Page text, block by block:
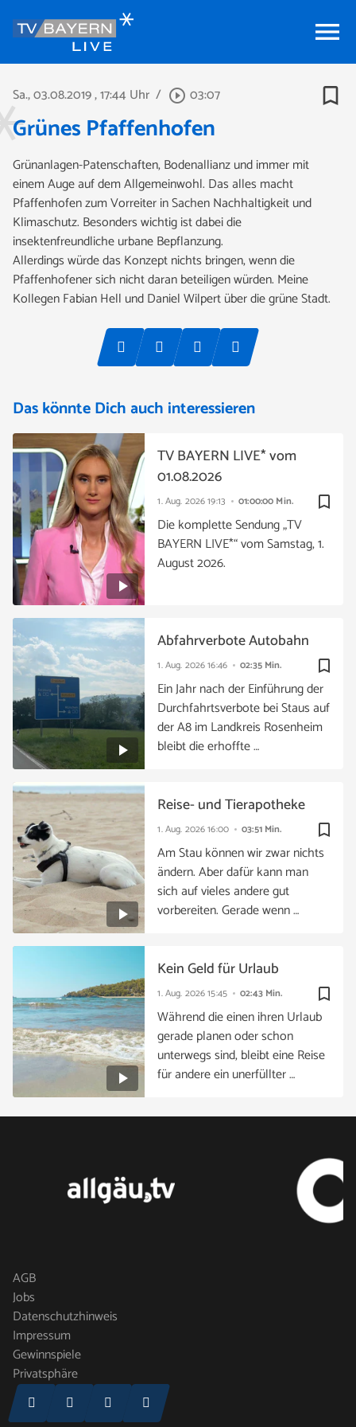
menu
Sa., 03.08.2019, 17:44 Uhr / play_circle_outline 03:07 bookmark_border
Grünes Pfaffenhofen
Grünanlagen-Patenschaften, Bodenallianz und immer mit
einem Auge auf dem Allgemeinwohl. Das alles macht
Pfaffenhofen zum Vorreiter in Sachen Nachhaltigkeit und
Klimaschutz. Besonders wichtig ist dabei die
insektenfreundliche urbane Bepflanzung.
Allerdings würde das Konzept nichts bringen, wenn die
Pfaffenhofener sich nicht daran beteiligen würden. Meine
Kollegen Fabian Hell und Daniel Wilpert über die grüne Stadt.
Das könnte Dich auch interessieren
bookmark_border
1. Aug. 202619:13 01:00:00 Min.
TV BAYERN LIVE* vom
01.08.2026
Die komplette Sendung „TV
BAYERN LIVE*“ vom Samstag, 1.
August 2026.
bookmark_border
1. Aug. 202616:46 02:35 Min.
Abfahrverbote Autobahn
Ein Jahr nach der Einführung der
Durchfahrtsverbote bei Staus auf
der A8 im Landkreis Rosenheim
bleibt die erhoffte …
bookmark_border
1. Aug. 202616:00 03:51 Min.
Reise- und Tierapotheke
Am Stau können wir zwar nichts
ändern. Aber dafür kann man
sich auf vieles andere gut
vorbereiten. Gerade wenn …
bookmark_border
1. Aug. 202615:45 02:43 Min.
Kein Geld für Urlaub
Während die einen ihren Urlaub
gerade planen oder schon
unterwegs sind, bleibt eine Reise
für andere ein unerfüllter …
AGB
Jobs
Datenschutzhinweis
Impressum
Gewinnspiele
Privatsphäre